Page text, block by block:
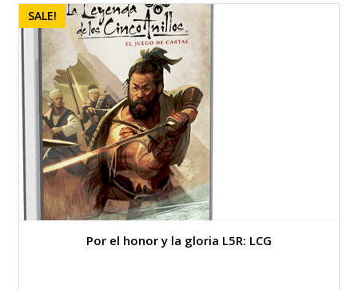
Por el honor y la gloria L5R: LCG
SALE!